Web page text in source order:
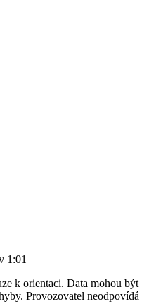
1:01
k orientaci. Data mohou být
Provozovatel neodpovídá